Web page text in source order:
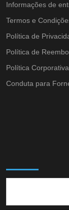
Informações de
Termos e
Política de
Política de
Política Corporativa
Conduta para